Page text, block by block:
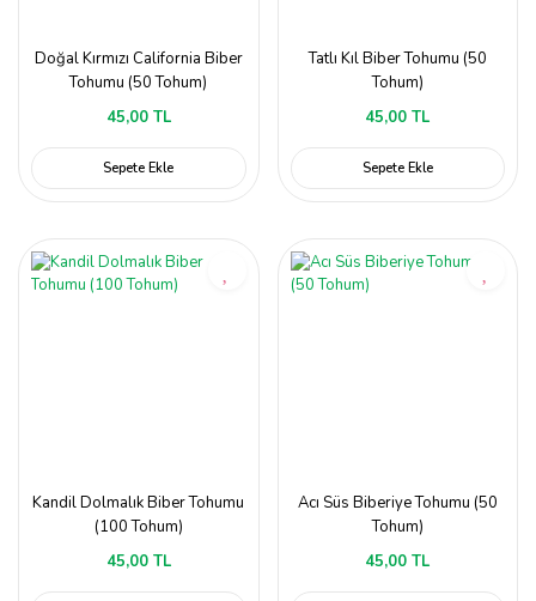
Doğal Kırmızı California Biber
Tohumu (50 Tohum)
45,00 TL
Sepete Ekle
Tatlı Kıl Biber Tohumu (50
Tohum)
45,00 TL
Sepete Ekle
Kandil Dolmalık Biber Tohumu
(100 Tohum)
45,00 TL
Acı Süs Biberiye Tohumu (50
Tohum)
45,00 TL